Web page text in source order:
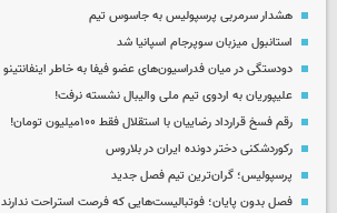
هشدار سرمربی پرسپولیس به جاسوس تیم
استانبول میزبان سوپرجام اسپانیا شد
دودستگی در میان فدراسیون‌های عضو فیفا به خاطر اینفانتینو
علیپوریان به اردوی تیم ملی والیبال نشسته نرفت!
رقم فسخ قرارداد رضاییان با استقلال فقط ۱۰۰میلیون تومان!
رکوردشکنی دختر دونده ایران در بلاروس
پرسپولیس؛ گران‌ترین تیم فصل جدید
فصل بدون پایان؛ فوتبالیست‌هایی که فرصت استراحت ندارند